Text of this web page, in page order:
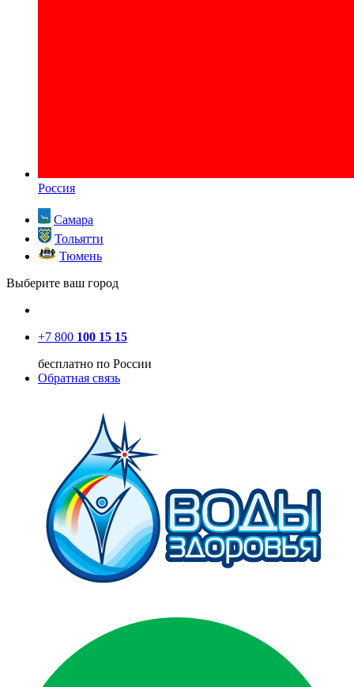
Россия
Самара
Тольятти
Тюмень
Выберите ваш город
+7 800 100 15 15
бесплатно по России
Обратная связь